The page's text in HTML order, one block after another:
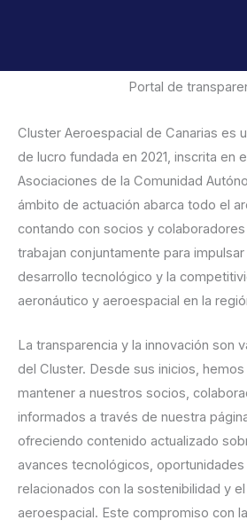
Portal de
Cluster Aeroespacial de Canarias es
de lucro fundada en 2021, inscrita en
Asociaciones de la Comunidad
ámbito de actuación abarca todo el
contando con socios y
trabajan conjuntamente para impulsar
desarrollo tecnológico y la
aeronáutico y aeroespacial en la
La transparencia y la innovación son
del Cluster. Desde sus inicios,
mantener a nuestros socios,
informados a través de nuestra
ofreciendo contenido actualizado
avances tecnológicos,
relacionados con la sostenibilidad y
aeroespacial. Este compromiso con